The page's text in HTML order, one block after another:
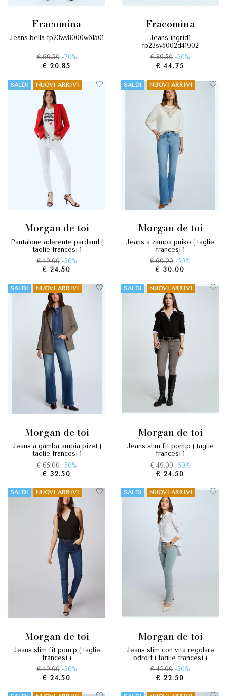
fracomina
jeans bella fp23wv8000w61501
€ 69.50 -70%
€ 20.85
fracomina
jeans ingrid1
fp23sv5002d41902
€ 89.50 -50%
€ 44.75
SALDI NUOVI ARRIVI
morgan de toi
pantalone aderente pardam1 (
taglie francesi )
€ 49.00 -50%
€ 24.50
SALDI NUOVI ARRIVI
morgan de toi
jeans a zampa puiko ( taglie
francesi )
€ 60.00 -50%
€ 30.00
SALDI NUOVI ARRIVI
morgan de toi
jeans a gamba ampia pizet (
taglie francesi )
€ 65.00 -50%
€ 32.50
SALDI NUOVI ARRIVI
morgan de toi
jeans slim fit pom.p ( taglie
francesi )
€ 49.00 -50%
€ 24.50
SALDI NUOVI ARRIVI
morgan de toi
jeans slim fit pom.p ( taglie
francesi )
€ 49.00 -50%
€ 24.50
SALDI NUOVI ARRIVI
morgan de toi
jeans slim con vita regolare
pdroit ( taglie francesi )
€ 45.00 -50%
€ 22.50